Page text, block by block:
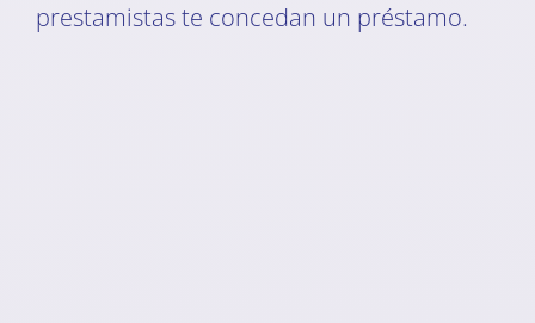
prestamistas te concedan un préstamo.